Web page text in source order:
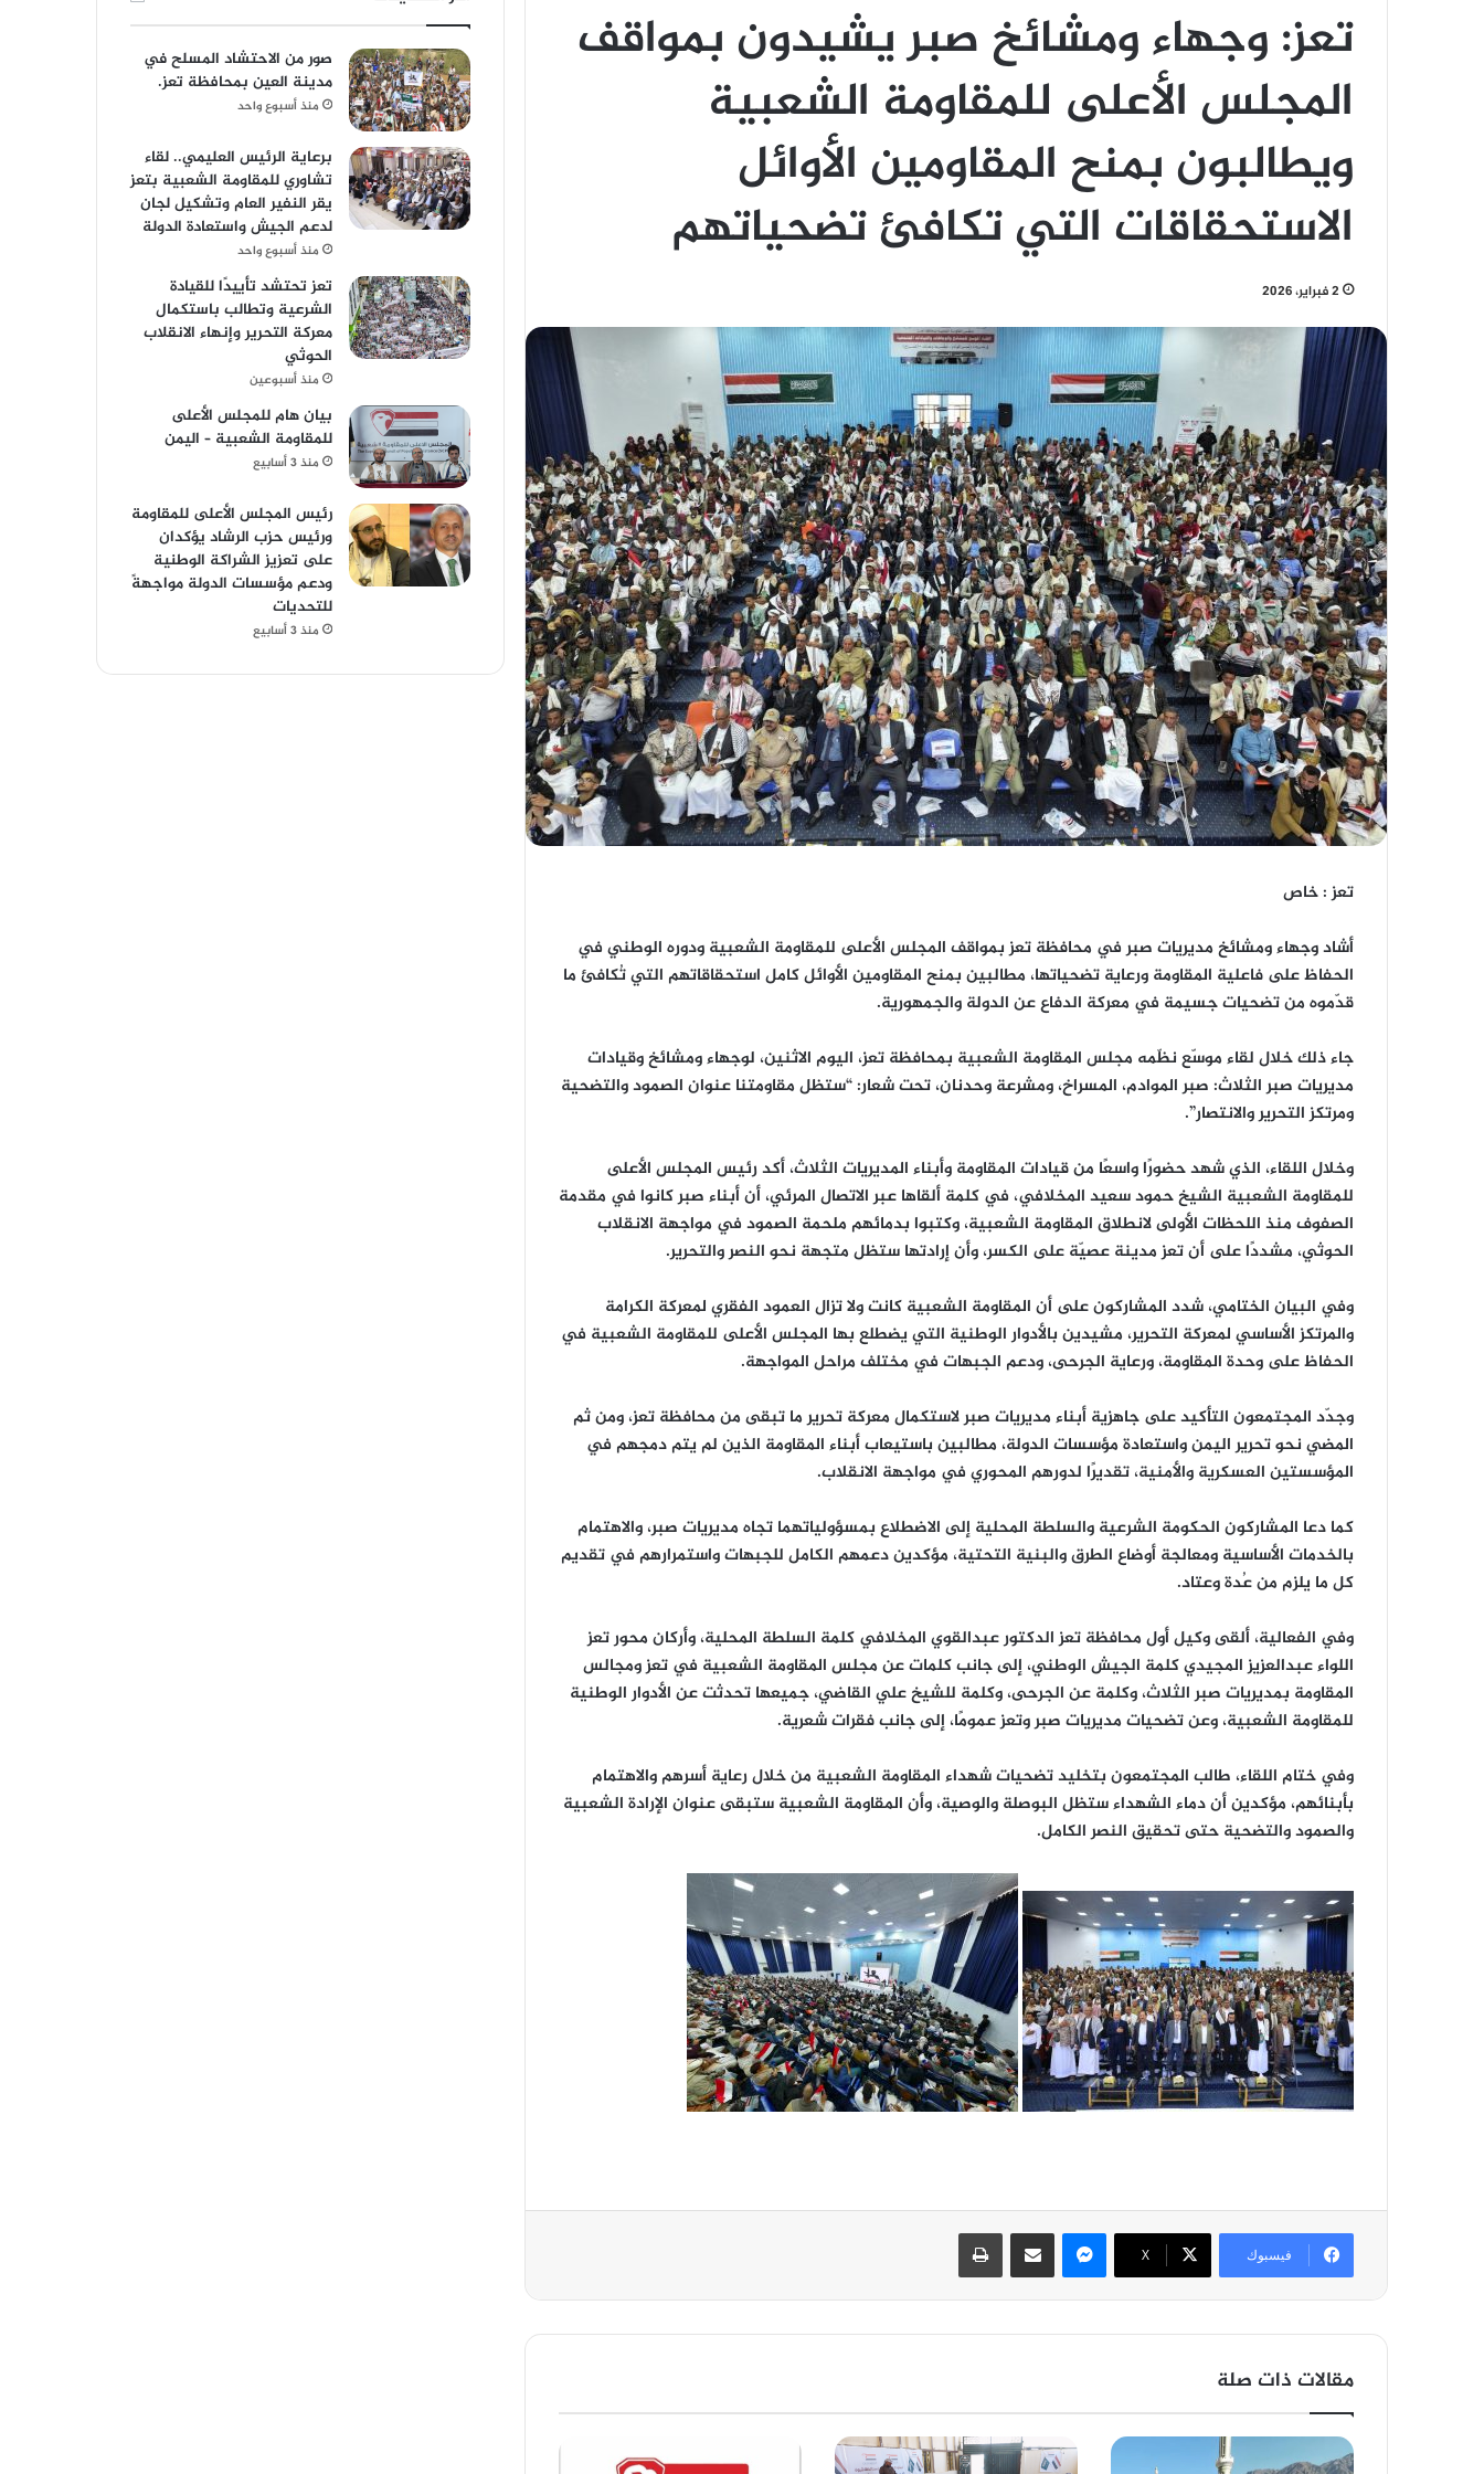
تعز: وجهاء ومشائخ صبر يشيدون بمواقف
المجلس الأعلى للمقاومة الشعبية
ويطالبون بمنح المقاومين الأوائل
الاستحقاقات التي تكافئ تضحياتهم
2 فبراير، 2026
تعز : خاص
أشاد وجهاء ومشائخ مديريات صبر في محافظة تعز بمواقف المجلس الأعلى للمقاومة الشعبية ودوره الوطني في
الحفاظ على فاعلية المقاومة ورعاية تضحياتها، مطالبين بمنح المقاومين الأوائل كامل استحقاقاتهم التي تُكافئ ما
قدّموه من تضحيات جسيمة في معركة الدفاع عن الدولة والجمهورية.
جاء ذلك خلال لقاء موسّع نظّمه مجلس المقاومة الشعبية بمحافظة تعز، اليوم الاثنين، لوجهاء ومشائخ وقيادات
مديريات صبر الثلاث: صبر الموادم، المسراخ، ومشرعة وحدنان، تحت شعار: “ستظل مقاومتنا عنوان الصمود والتضحية
ومرتكز التحرير والانتصار”.
وخلال اللقاء، الذي شهد حضورًا واسعًا من قيادات المقاومة وأبناء المديريات الثلاث، أكد رئيس المجلس الأعلى
للمقاومة الشعبية الشيخ حمود سعيد المخلافي، في كلمة ألقاها عبر الاتصال المرئي، أن أبناء صبر كانوا في مقدمة
الصفوف منذ اللحظات الأولى لانطلاق المقاومة الشعبية، وكتبوا بدمائهم ملحمة الصمود في مواجهة الانقلاب
الحوثي، مشددًا على أن تعز مدينة عصيّة على الكسر، وأن إرادتها ستظل متجهة نحو النصر والتحرير.
وفي البيان الختامي، شدد المشاركون على أن المقاومة الشعبية كانت ولا تزال العمود الفقري لمعركة الكرامة
والمرتكز الأساسي لمعركة التحرير، مشيدين بالأدوار الوطنية التي يضطلع بها المجلس الأعلى للمقاومة الشعبية في
الحفاظ على وحدة المقاومة، ورعاية الجرحى، ودعم الجبهات في مختلف مراحل المواجهة.
وجدّد المجتمعون التأكيد على جاهزية أبناء مديريات صبر لاستكمال معركة تحرير ما تبقى من محافظة تعز، ومن ثم
المضي نحو تحرير اليمن واستعادة مؤسسات الدولة، مطالبين باستيعاب أبناء المقاومة الذين لم يتم دمجهم في
المؤسستين العسكرية والأمنية، تقديرًا لدورهم المحوري في مواجهة الانقلاب.
كما دعا المشاركون الحكومة الشرعية والسلطة المحلية إلى الاضطلاع بمسؤولياتهما تجاه مديريات صبر، والاهتمام
بالخدمات الأساسية ومعالجة أوضاع الطرق والبنية التحتية، مؤكدين دعمهم الكامل للجبهات واستمرارهم في تقديم
كل ما يلزم من عُدة وعتاد.
وفي الفعالية، ألقى وكيل أول محافظة تعز الدكتور عبدالقوي المخلافي كلمة السلطة المحلية، وأركان محور تعز
اللواء عبدالعزيز المجيدي كلمة الجيش الوطني، إلى جانب كلمات عن مجلس المقاومة الشعبية في تعز ومجالس
المقاومة بمديريات صبر الثلاث، وكلمة عن الجرحى، وكلمة للشيخ علي القاضي، جميعها تحدثت عن الأدوار الوطنية
للمقاومة الشعبية، وعن تضحيات مديريات صبر وتعز عمومًا، إلى جانب فقرات شعرية.
وفي ختام اللقاء، طالب المجتمعون بتخليد تضحيات شهداء المقاومة الشعبية من خلال رعاية أسرهم والاهتمام
بأبنائهم، مؤكدين أن دماء الشهداء ستظل البوصلة والوصية، وأن المقاومة الشعبية ستبقى عنوان الإرادة الشعبية
والصمود والتضحية حتى تحقيق النصر الكامل.
فيسبوك ‫X
ماسنجر مشاركة عبر البريد طباعة
مقالات ذات صلة
صور من الاحتشاد المسلح في
مدينة العين بمحافظة تعز.
منذ أسبوع واحد
برعاية الرئيس العليمي.. لقاء
تشاوري للمقاومة الشعبية بتعز
يقر النفير العام وتشكيل لجان
لدعم الجيش واستعادة الدولة
منذ أسبوع واحد
تعز تحتشد تأييدًا للقيادة
الشرعية وتطالب باستكمال
معركة التحرير وإنهاء الانقلاب
الحوثي
منذ أسبوعين
بيان هام للمجلس الأعلى
للمقاومة الشعبية – اليمن
منذ 3 أسابيع
رئيس المجلس الأعلى للمقاومة
ورئيس حزب الرشاد يؤكدان
على تعزيز الشراكة الوطنية
ودعم مؤسسات الدولة مواجهةً
للتحديات
منذ 3 أسابيع